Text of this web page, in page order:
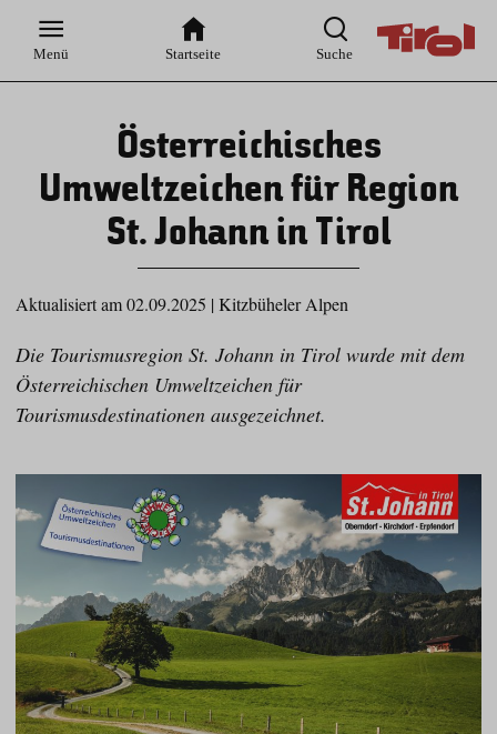
Hauptnavigation
Inhaltsbereich
Menü Startseite Suche
Österreichisches
Umweltzeichen für Region
St. Johann in Tirol
Aktualisiert am 02.09.2025 | Kitzbüheler Alpen
Die Tourismusregion St. Johann in Tirol wurde mit dem
Österreichischen Umweltzeichen für
Tourismusdestinationen ausgezeichnet.